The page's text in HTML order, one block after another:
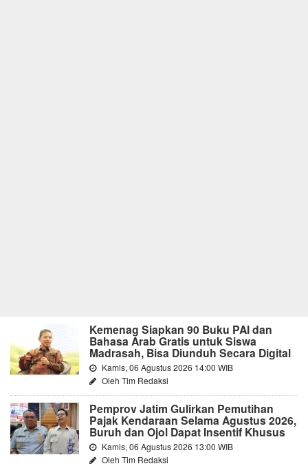
Kemenag Siapkan 90 Buku PAI dan
Bahasa Arab Gratis untuk Siswa
Madrasah, Bisa Diunduh Secara Digital
Kamis, 06 Agustus 2026 14:00 WIB
Oleh Tim Redaksi
Pemprov Jatim Gulirkan Pemutihan
Pajak Kendaraan Selama Agustus 2026,
Buruh dan Ojol Dapat Insentif Khusus
Kamis, 06 Agustus 2026 13:00 WIB
Oleh Tim Redaksi